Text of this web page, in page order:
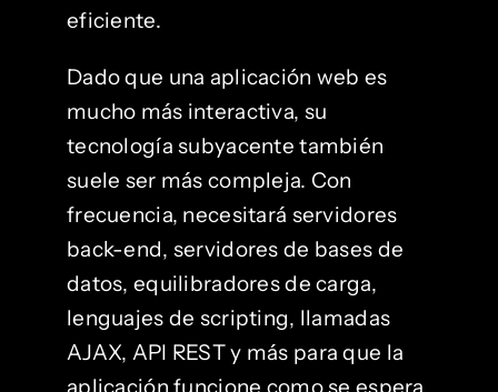
eficiente.
Dado que una aplicación web es
mucho más interactiva, su
tecnología subyacente también
suele ser más compleja. Con
frecuencia, necesitará servidores
back-end, servidores de bases de
datos, equilibradores de carga,
lenguajes de scripting, llamadas
AJAX, API REST y más para que la